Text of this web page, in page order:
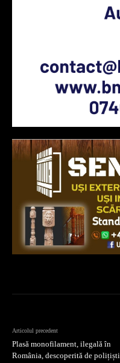
Articolul precedent
Plasă monofilament, ilegală în
România, descoperită de polițiști